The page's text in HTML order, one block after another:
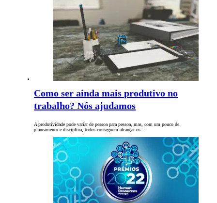
Como ser ainda mais produtivo no
trabalho? Nós ajudamos
A produtividade pode variar de pessoa para pessoa, mas, com um pouco de
planeamento e disciplina, todos conseguem alcançar os…